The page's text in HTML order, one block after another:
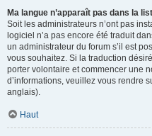
Ma langue n’apparaît pas dans la
Soit les administrateurs n’ont pas
logiciel n’a pas encore été traduit
un administrateur du forum s’il est
vous souhaitez. Si la traduction
porter volontaire et commencer une
d’informations, veuillez vous rendre
anglais).
Haut